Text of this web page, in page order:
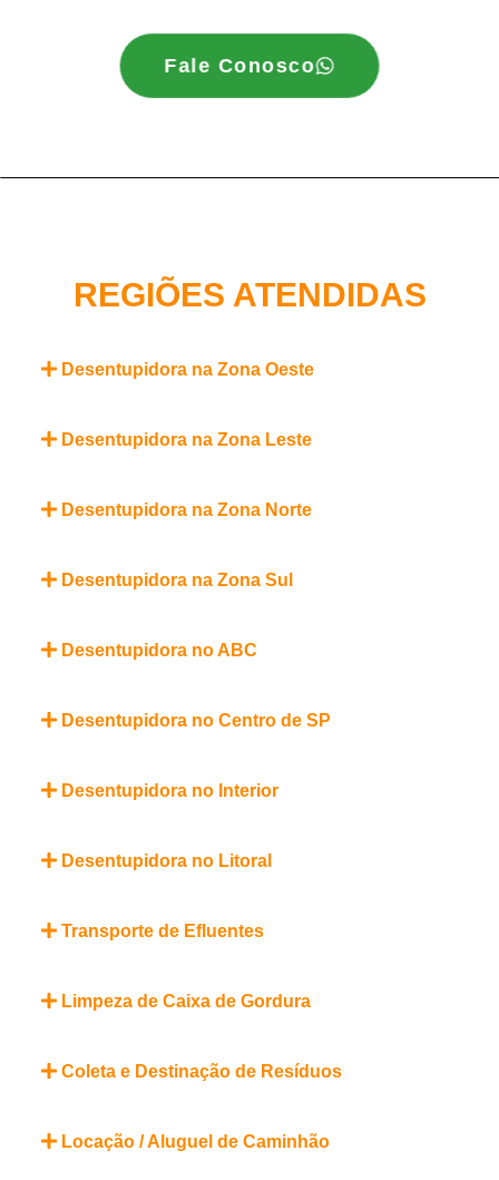
Fale Conosco
REGIÕES ATENDIDAS
Desentupidora na Zona Oeste
Desentupidora na Zona Leste
Desentupidora na Zona Norte
Desentupidora na Zona Sul
Desentupidora no ABC
Desentupidora no Centro de SP
Desentupidora no Interior
Desentupidora no Litoral
Transporte de Efluentes
Limpeza de Caixa de Gordura
Coleta e Destinação de Resíduos
Locação / Aluguel de Caminhão